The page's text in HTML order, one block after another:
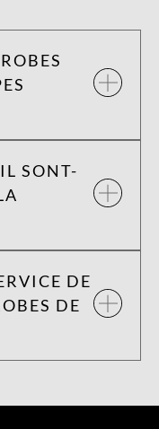
SONT-
DE
DE